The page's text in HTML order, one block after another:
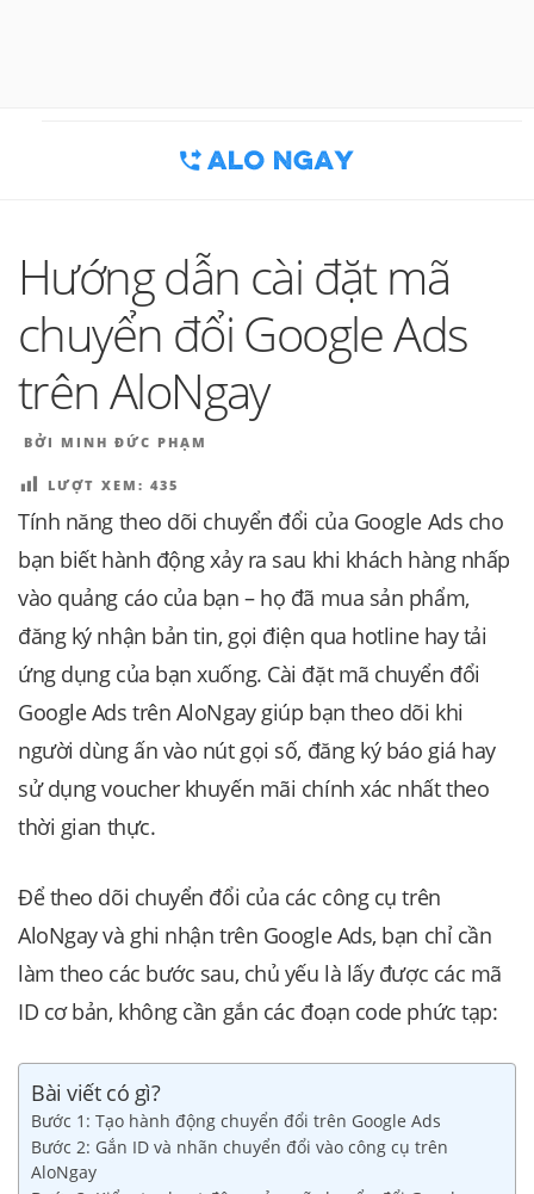
Hướng dẫn cài đặt mã
chuyển đổi Google Ads
trên AloNgay
ĐĂNG
BỞI MINH ĐỨC PHẠM
LƯỢT XEM: 435
Tính năng theo dõi chuyển đổi của Google Ads cho
bạn biết hành động xảy ra sau khi khách hàng nhấp
vào quảng cáo của bạn – họ đã mua sản phẩm,
đăng ký nhận bản tin, gọi điện qua hotline hay tải
ứng dụng của bạn xuống. Cài đặt mã chuyển đổi
Google Ads trên AloNgay giúp bạn theo dõi khi
người dùng ấn vào nút gọi số, đăng ký báo giá hay
sử dụng voucher khuyến mãi chính xác nhất theo
thời gian thực.
Để theo dõi chuyển đổi của các công cụ trên
AloNgay và ghi nhận trên Google Ads, bạn chỉ cần
làm theo các bước sau, chủ yếu là lấy được các mã
ID cơ bản, không cần gắn các đoạn code phức tạp:
Bài viết có gì?
Bước 1: Tạo hành động chuyển đổi trên Google Ads
Bước 2: Gắn ID và nhãn chuyển đổi vào công cụ trên
AloNgay